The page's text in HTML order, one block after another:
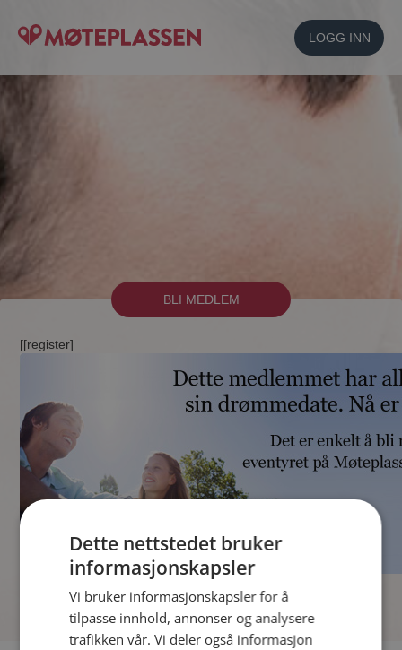
LOGG INN
BLI MEDLEM
[[register]
Dette nettstedet bruker
informasjonskapsler
Vi bruker informasjonskapsler for å
tilpasse innhold, annonser og analysere
trafikken vår. Vi deler også informasjon